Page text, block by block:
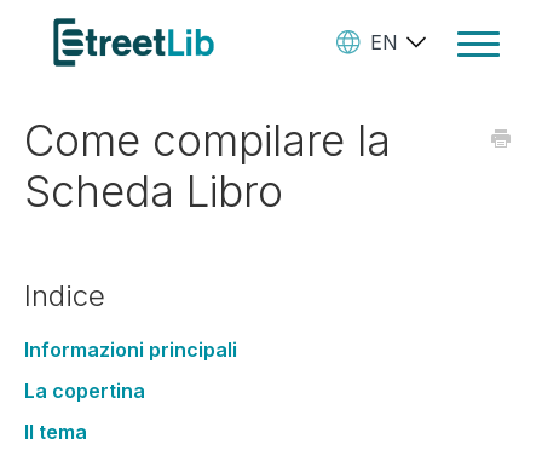
Toggle
EN
Come compilare la
Scheda Libro
Indice
Informazioni principali
La copertina
Il tema